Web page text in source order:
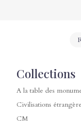
Collections
A la table des
Civilisations
CM